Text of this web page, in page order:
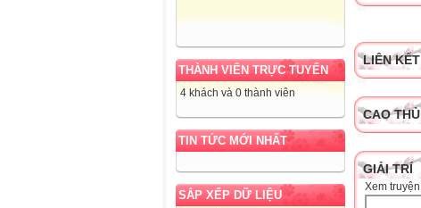
THÀNH VIÊN TRỰC TUYẾN
4 khách và 0 thành viên
TIN TỨC MỚI NHẤT
SẮP XẾP DỮ LIỆU
LIÊN
CAO
GIẢI TRÍ
Xem